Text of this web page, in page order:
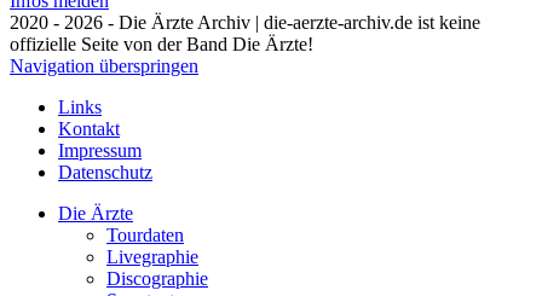
2020 - 2026 - Die Ärzte Archiv | die-aerzte-archiv.de ist keine
offizielle Seite von der Band Die Ärzte!
Navigation überspringen
Links
Kontakt
Impressum
Datenschutz
Die Ärzte
Tourdaten
Livegraphie
Discographie